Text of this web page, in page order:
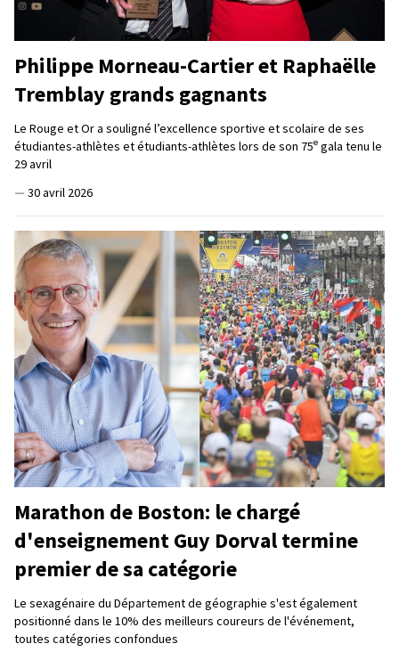
Philippe Morneau-Cartier et Raphaëlle
Tremblay grands gagnants
Le Rouge et Or a souligné l’excellence sportive et scolaire de ses
étudiantes-athlètes et étudiants-athlètes lors de son 75e gala tenu le
29 avril
— 30 avril 2026
Marathon de Boston: le chargé
d'enseignement Guy Dorval termine
premier de sa catégorie
Le sexagénaire du Département de géographie s'est également
positionné dans le 10% des meilleurs coureurs de l'événement,
toutes catégories confondues